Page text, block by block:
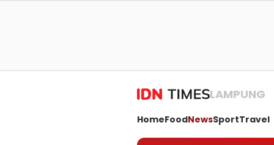
LAMPUNG
HomeFoodNewsSportTravel